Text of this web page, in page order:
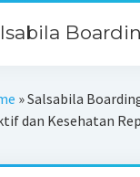
»Salsabila
dan Kesehatan